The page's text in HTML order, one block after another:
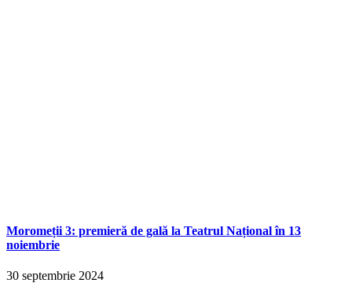
Moromeții 3: premieră de gală la Teatrul Național în 13
noiembrie
30 septembrie 2024